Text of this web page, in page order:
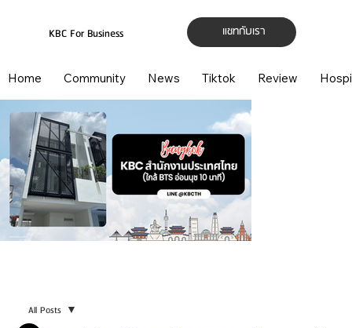
แชทกับเรา
KBC For Business
Home Community News Tiktok Review
All Posts